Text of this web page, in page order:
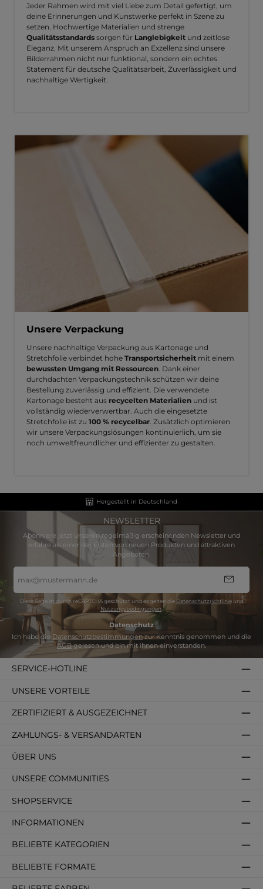
Jeder Rahmen wird mit viel Liebe zum Detail gefertigt, um
deine Erinnerungen und Kunstwerke perfekt in Szene zu
setzen. Hochwertige Materialien und strenge
Qualitätsstandards sorgen für Langlebigkeit und zeitlose
Eleganz. Mit unserem Anspruch an Exzellenz sind unsere
Bilderrahmen nicht nur funktional, sondern ein echtes
Statement für deutsche Qualitätsarbeit, Zuverlässigkeit und
nachhaltige Wertigkeit.
Unsere Verpackung
Unsere nachhaltige Verpackung aus Kartonage und
Stretchfolie verbindet hohe Transportsicherheit mit einem
bewussten Umgang mit Ressourcen . Dank einer
durchdachten Verpackungstechnik schützen wir deine
Bestellung zuverlässig und effizient. Die verwendete
Kartonage besteht aus recycelten Materialien und ist
vollständig wiederverwertbar. Auch die eingesetzte
Stretchfolie ist zu 100 % recycelbar . Zusätzlich optimieren
wir unsere Verpackungslösungen kontinuierlich, um sie
noch umweltfreundlicher und effizienter zu gestalten.
Hergestellt in Deutschland
NEWSLETTER
Abonniere jetzt unseren regelmäßig erscheinenden Newsletter und
erfahre als einer der Ersten von neuen Produkten und attraktiven
Angeboten.
Mail-
Adresse
Diese Seite ist durch reCAPTCHA geschützt und es gelten die Datenschutzrichtlinieund
Nutzungsbedingungen
Datenschutz
Ich habe die Datenschutzbestimmungenzur Kenntnis genommen und die
AGBgelesen und bin mit ihnen einverstanden.
SERVICE-HOTLINE
SHOPSERVICE
INFORMATIONEN
BELIEBTE KATEGORIEN
BELIEBTE FORMATE
ZAHLUNGS- & VERSANDARTEN
ÜBER UNS
ZERTIFIZIERT & AUSGEZEICHNET
UNSERE VORTEILE
UNSERE COMMUNITIES